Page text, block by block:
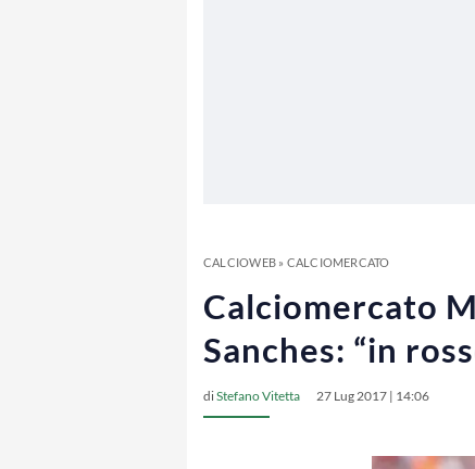
CALCIOWEB» CALCIOMERCATO
Calciomercato
Sanches: “in
diStefano Vitetta 27 Lug 2017 | 14:06